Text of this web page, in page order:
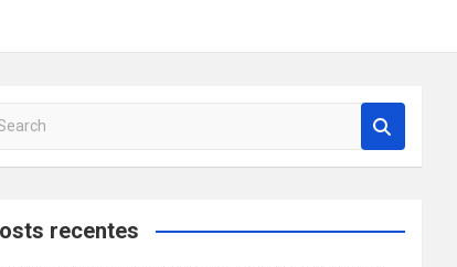
recentes